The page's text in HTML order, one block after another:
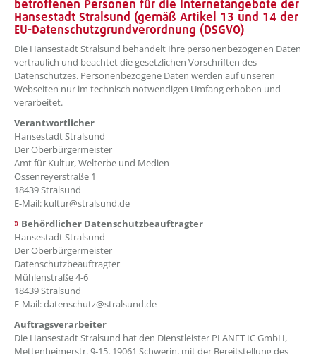
betroffenen Personen für die Internetangebote der
Hansestadt Stralsund (gemäß Artikel 13 und 14 der
EU-Datenschutzgrundverordnung (DSGVO)
??? absaetzeOben[1]/titel ???
Die Hansestadt Stralsund behandelt Ihre personenbezogenen Daten
vertraulich und beachtet die gesetzlichen Vorschriften des
Datenschutzes. Personenbezogene Daten werden auf unseren
Webseiten nur im technisch notwendigen Umfang erhoben und
verarbeitet.
Verantwortlicher
Hansestadt Stralsund
Der Oberbürgermeister
Amt für Kultur, Welterbe und Medien
Ossenreyerstraße 1
18439 Stralsund
E-Mail: kultur@stralsund.de
Behördlicher Datenschutzbeauftragter
Hansestadt Stralsund
Der Oberbürgermeister
Datenschutzbeauftragter
Mühlenstraße 4-6
18439 Stralsund
E-Mail: datenschutz@stralsund.de
Auftragsverarbeiter
Die Hansestadt Stralsund hat den Dienstleister PLANET IC GmbH,
Mettenheimerstr. 9-15, 19061 Schwerin, mit der Bereitstellung des